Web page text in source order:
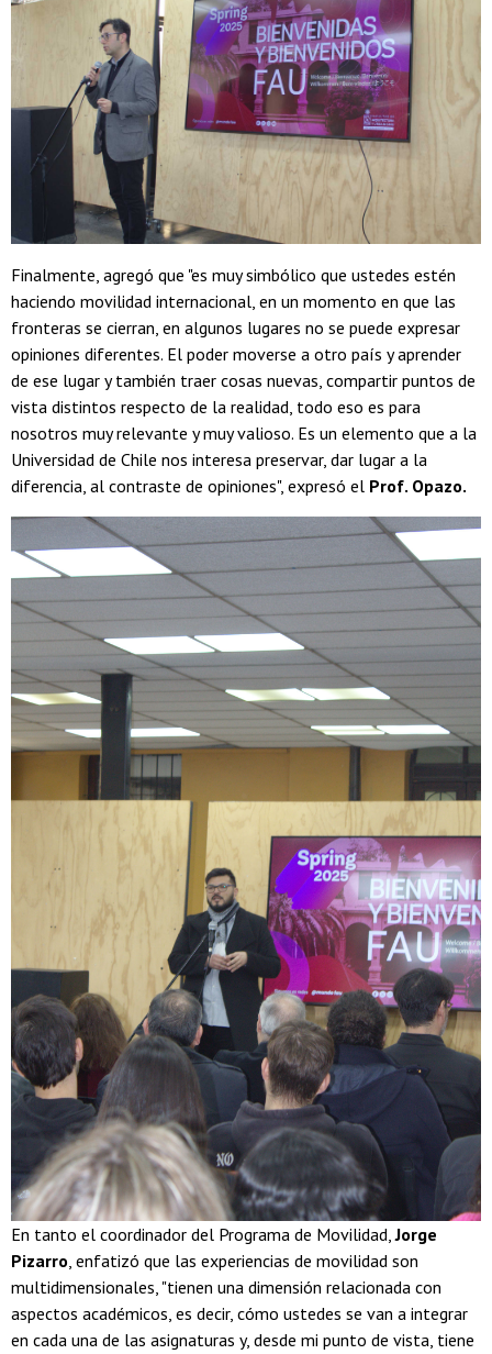
Finalmente, agregó que "es muy simbólico que ustedes estén
haciendo movilidad internacional, en un momento en que las
fronteras se cierran, en algunos lugares no se puede expresar
opiniones diferentes. El poder moverse a otro país y aprender
de ese lugar y también traer cosas nuevas, compartir puntos de
vista distintos respecto de la realidad, todo eso es para
nosotros muy relevante y muy valioso. Es un elemento que a la
Universidad de Chile nos interesa preservar, dar lugar a la
diferencia, al contraste de opiniones", expresó el Prof. Opazo.
En tanto el coordinador del Programa de Movilidad,Jorge
Pizarro, enfatizó que las experiencias de movilidad son
multidimensionales, "tienen una dimensión relacionada con
aspectos académicos, es decir, cómo ustedes se van a integrar
en cada una de las asignaturas y, desde mi punto de vista, tiene